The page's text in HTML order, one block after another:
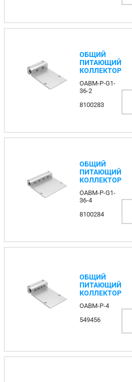
ОБЩИЙ
ПИТАЮЩИЙ
КОЛЛЕКТОР
OABM-P-G1-
36-2
8100283
ОБЩИЙ
ПИТАЮЩИЙ
КОЛЛЕКТОР
OABM-P-G1-
36-4
8100284
ОБЩИЙ
ПИТАЮЩИЙ
КОЛЛЕКТОР
OABM-P-4
549456